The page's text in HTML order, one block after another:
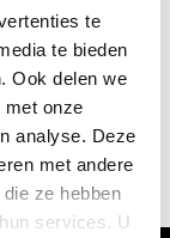
te
te bieden
Ook delen we
met onze
analyse. Deze
met andere
ze hebben
services. U
Nou en of.
en
van het
pioniers een
heette